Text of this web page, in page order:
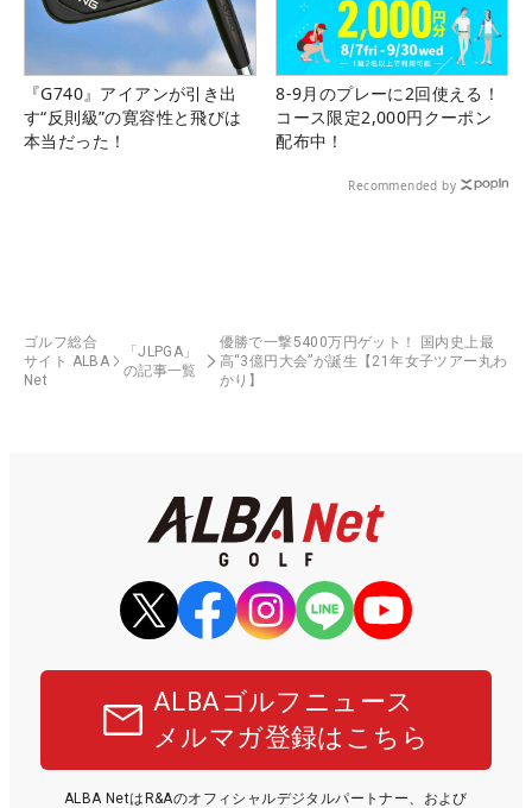
『G740』アイアンが引き出
す“反則級”の寛容性と飛びは
本当だった！
8-9月のプレーに2回使える！
コース限定2,000円クーポン
配布中！
Recommended by
ゴルフ総合
サイト ALBA
Net
「JLPGA」
の記事一覧
優勝で一撃5400万円ゲット！ 国内史上最
高“3億円大会”が誕生【21年女子ツアー丸わ
かり】
ALBAゴルフニュース
メルマガ登録はこちら
ALBA NetはR&Aのオフィシャルデジタルパートナー、および